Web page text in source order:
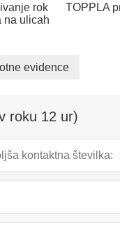
rok
na ulicah
TOPPLA
evidence
roku 12 ur)